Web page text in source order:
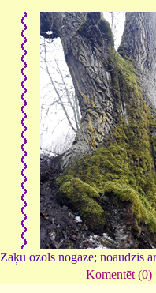
Zaķu ozols nogāzē; noaudzis
Komentēt (0)